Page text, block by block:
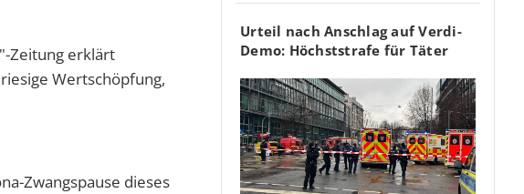
Zeitung erklärt
Wertschöpfung,
Zwangspause dieses
Urteil nach Anschlag auf Verdi-
Demo: Höchststrafe für Täter